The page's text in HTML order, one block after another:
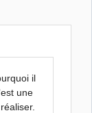
il
une